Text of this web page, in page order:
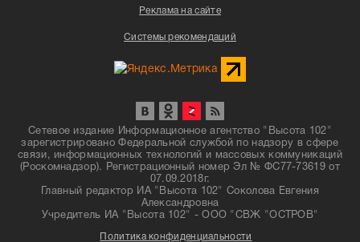
Реклама на сайте
Системы рекомендаций
Сетевое издание Информационное агентство "Высота 102"
зарегистрировано Федеральной службой по надзору в сфере
связи, информационных технологий и массовых коммуникаций
(Роскомнадзор). Регистрационный номер Эл № ФС77-73619 от
07.09.2018г.
Главный редактор ИА "Высота 102" Соколова Евгения
Александровна
Учредитель ИА "Высота 102" - ООО "СВЖ "ОСТРОВ"
Политика конфиденциальности